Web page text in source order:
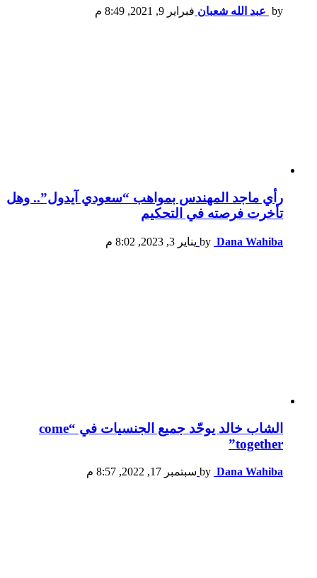
by عبد الله شعبان فبراير 9, 2021, 8:49 م
رأي ماجد المهندس بمواهب “سعودي آيدول”.. وهل
تأخرت فرصته في التحكيم
by Dana Wahiba يناير 3, 2023, 8:02 م
الشاب خالد يوحّد جميع الجنسيات في “come
together”
by Dana Wahiba سبتمبر 17, 2022, 8:57 م